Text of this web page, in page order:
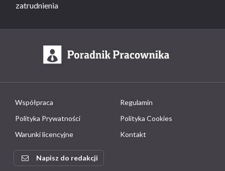
zatrudnienia
Współpraca
Regulamin
Polityka Prywatności
Polityka Cookies
Warunki licencyjne
Kontakt
Napisz do redakcji